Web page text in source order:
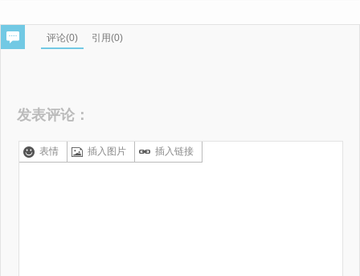
评论(0) 引用(0)
发表评论：
表情 插入图片 插入链接